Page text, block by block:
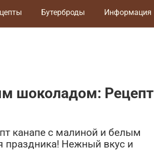
Бутерброды Информация
шоколадом: Рецепт
канапе с малиной и белым
Нежный вкус и